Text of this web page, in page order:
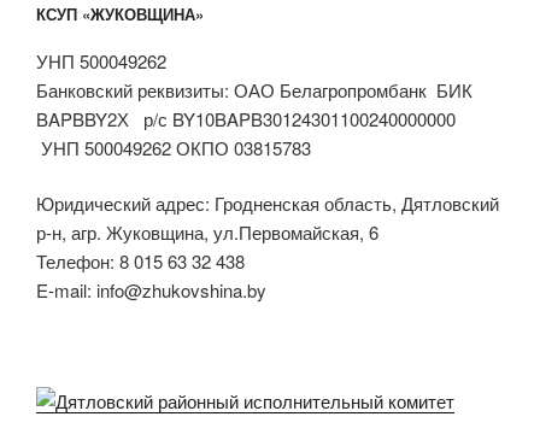
КСУП «ЖУКОВЩИНА»
УНП 500049262
Банковский реквизиты: ОАО Белагропромбанк БИК
BAPBBY2Х р/с BY10BAPB30124301100240000000
УНП 500049262 ОКПО 03815783
Юридический адрес: Гродненская область, Дятловский
р-н, агр. Жуковщина, ул.Первомайская, 6
Телефон: 8 015 63 32 438
E-mail: info@zhukovshina.by